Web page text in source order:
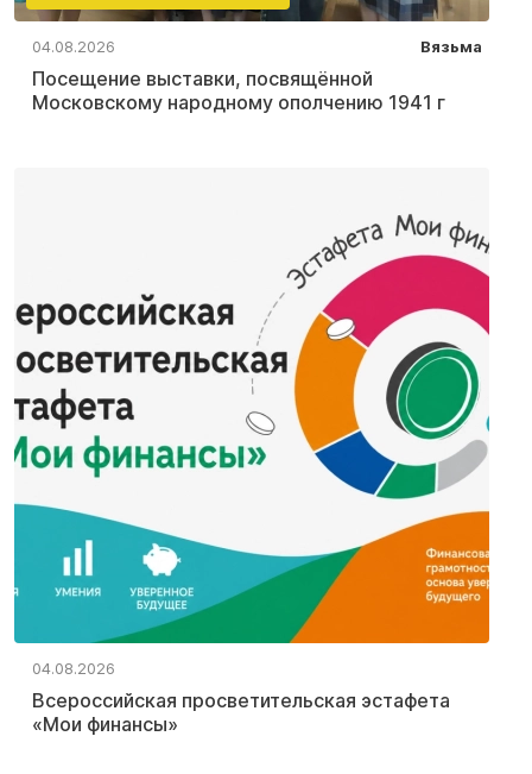
04.08.2026 Вязьма
Посещение выставки, посвящённой
Московскому народному ополчению 1941 г
04.08.2026
Всероссийская просветительская эстафета
«Мои финансы»